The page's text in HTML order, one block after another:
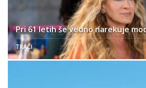
Pri 61 letih še vedno narekuje
TRAČI